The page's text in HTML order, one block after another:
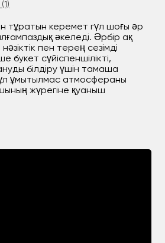
тұратын керемет гүл шоғы әр
әкеледі. Әрбір ақ
пен терең сезімді
букет сүйіспеншілікті,
білдіру үшін тамаша
ұмытылмас атмосфераны
жүрегіне қуаныш